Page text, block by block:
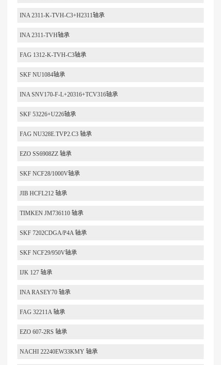
INA 2311-K-TVH-C3+H2311轴承
INA 2311-TVH轴承
FAG 1312-K-TVH-C3轴承
SKF NU1084轴承
INA SNV170-F-L+20316+TCV316轴承
SKF 53226+U226轴承
FAG NU328E.TVP2.C3 轴承
EZO SS6908ZZ 轴承
SKF NCF28/1000V轴承
JIB HCFL212 轴承
TIMKEN JM736110 轴承
SKF 7202CDGA/P4A 轴承
SKF NCF29/950V轴承
IJK 127 轴承
INA RASEY70 轴承
FAG 32211A 轴承
EZO 607-2RS 轴承
NACHI 22240EW33KMY 轴承